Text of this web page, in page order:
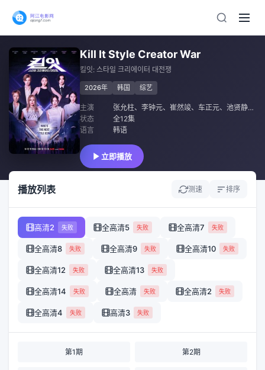
Kill It Style Creator War
킬잇: 스타일 크리에이터 대전쟁
2026年 韩国 综艺
主演 张允柱、 李钟元、 崔然竣、 车正元、 池贤静、
状态
全12集
语言
韩语
立即播放
播放列表 测速 排序
高清2 失败 全高清5 失败 全高清7 失败
全高清8 失败 全高清9 失败 全高清10 失败
全高清12 失败 全高清13 失败
全高清14 失败 全高清 失败 全高清2 失败
全高清4 失败 高清3 失败
第1期 第2期